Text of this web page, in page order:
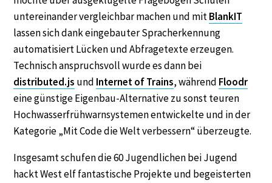
untereinander vergleichbar machen und mitBlankIT
lassen sich dank eingebauter Spracherkennung
automatisiert Lücken und Abfragetexte erzeugen.
Technisch anspruchsvoll wurde es dann bei
distributed.js und Internet of Trains, während Floodr
eine günstige Eigenbau-Alternative zu sonst teuren
Hochwasserfrühwarnsystemen entwickelte und in der
Kategorie „Mit Code die Welt verbessern“ überzeugte.
Insgesamt schufen die 60 Jugendlichen bei Jugend
hackt West elf fantastische Projekte und begeisterten